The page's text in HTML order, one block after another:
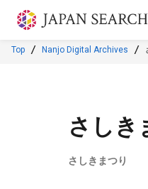
Jump to main content
Top Nanjo Digital Archives
さしき
さしきまつり